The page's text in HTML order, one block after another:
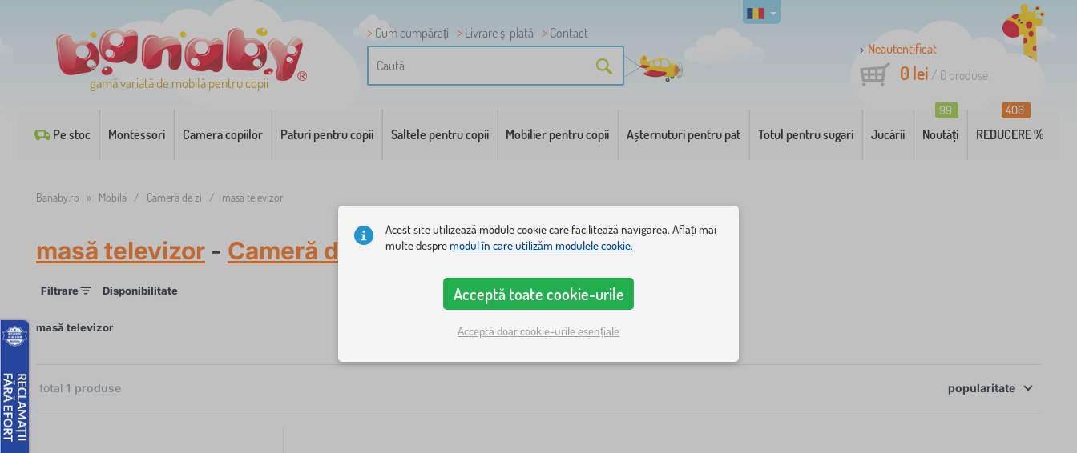
gamă variată de mobilă pentru copii
Cum cumpărați Livrare și plată
Contact
Neautentificat
0 lei / 0 produse
Pe stoc Montessori Camera copiilor Paturi pentru copii Saltele pentru copii Mobilier pentru copii Așternuturi pentru pat Totul pentru sugari Jucării Noutăți
99
REDUCERE %
406
Banaby.ro » Mobilă / Cameră de zi / masă televizor
masă televizor - Cameră de zi
Filtrare Disponibilitate
masă televizor
total 1 produse
popularitate
Acest site utilizează module cookie care facilitează navigarea. Aflați mai
multe despremodul în care utilizăm modulele cookie.
Acceptă toate cookie-urile
Acceptă doar cookie-urile esențiale